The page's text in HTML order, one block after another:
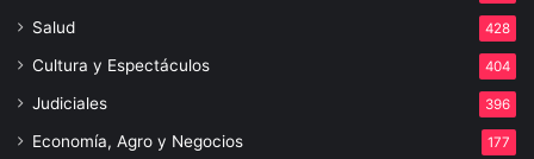
Salud 428
Cultura y Espectáculos 404
Judiciales 396
Economía, Agro y Negocios 177